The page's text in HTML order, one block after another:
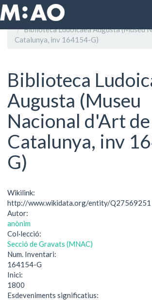
Vés al contingut
Inici
Biblioteca Ludoicaea Augusta (Museu
Catalunya, inv 164154-G)
Biblioteca
Augusta (Museu
Nacional d'Art de
Catalunya, inv
G)
Wikilink:
http://www.wikidata.org/entity/Q27569251
Autor:
anònim
Col·lecció:
Secció de Gravats (MNAC)
Num. Inventari:
164154-G
Inici:
1800
Esdeveniments significatius: